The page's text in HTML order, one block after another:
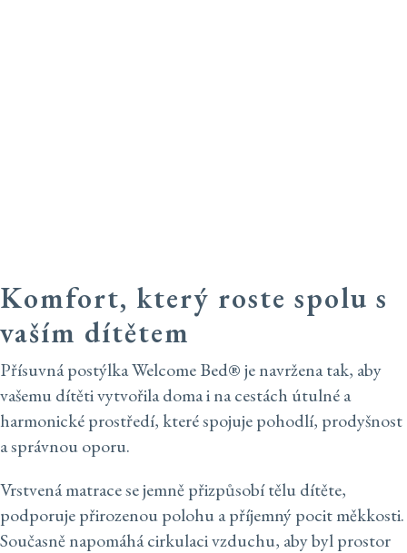
Komfort, který roste spolu s
vaším dítětem
Přísuvná postýlka Welcome Bed® je navržena tak, aby
vašemu dítěti vytvořila doma i na cestách útulné a
harmonické prostředí, které spojuje pohodlí, prodyšnost
a správnou oporu.
Vrstvená matrace se jemně přizpůsobí tělu dítěte,
podporuje přirozenou polohu a příjemný pocit měkkosti.
Současně napomáhá cirkulaci vzduchu, aby byl prostor